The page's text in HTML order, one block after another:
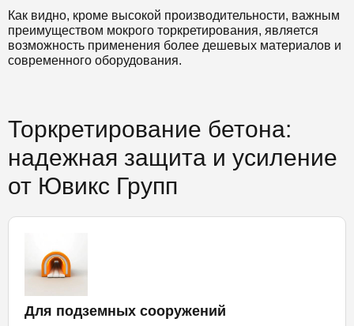
Как видно, кроме высокой производительности, важным
преимуществом мокрого торкретирования, является
возможность применения более дешевых материалов и
современного оборудования.
Торкретирование бетона:
надежная защита и усиление
от Ювикс Групп
Для подземных сооружений